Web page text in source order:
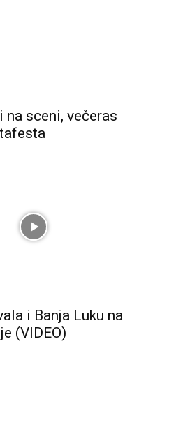
na sceni, večeras
i Banja Luku na
(VIDEO)